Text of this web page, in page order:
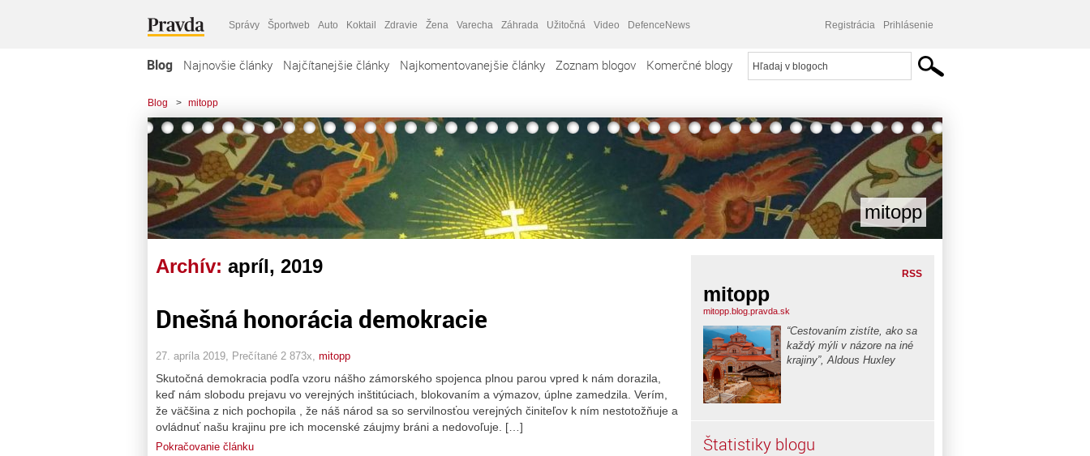
Správy Športweb Auto Koktail Zdravie Žena Varecha Záhrada Užitočná Video DefenceNews Registrácia Prihlásenie
Blog Najnovšie články Najčítanejšie články Najkomentovanejšie články Zoznam blogov Komerčné blogy
Blog > mitopp
mitopp
Archív: apríl, 2019
Dnešná honorácia demokracie
27. apríla 2019, Prečítané 2 873x, mitopp
Skutočná demokracia podľa vzoru nášho zámorského spojenca plnou parou vpred k nám dorazila,
keď nám slobodu prejavu vo verejných inštitúciach, blokovaním a výmazov, úplne zamedzila. Verím,
že väčšina z nich pochopila , že náš národ sa so servilnosťou verejných činiteľov k ním nestotožňuje a
ovládnuť našu krajinu pre ich mocenské záujmy bráni a nedovoľuje. […]
Pokračovanie článku
RSS
mitopp
mitopp.blog.pravda.sk
“Cestovaním zistíte, ako sa
každý mýli v názore na iné
krajiny”, Aldous Huxley
Štatistiky blogu